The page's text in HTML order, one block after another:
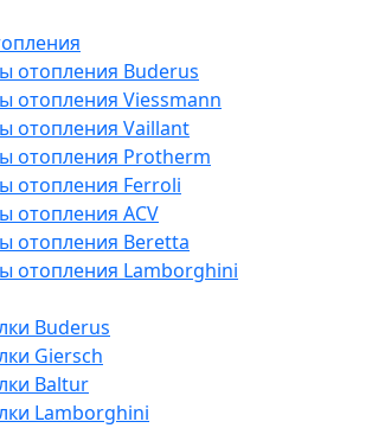
отопления Buderus
отопления Viessmann
отопления Vaillant
отопления Protherm
отопления Ferroli
отопления ACV
отопления Beretta
отопления Lamborghini
Buderus
Giersch
Baltur
Lamborghini